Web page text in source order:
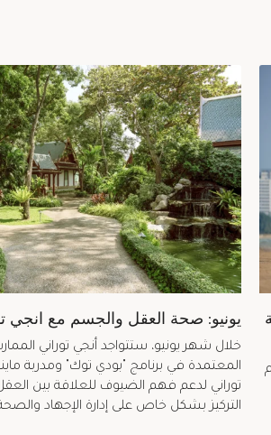
يونيو: صحة العقل والجسم مع انجي
خلال شهر يونيو، ستتواجد أنجي توراني
المعتمدة في برنامج "بودي توك" ومدربة
توراني لدعم فهم الضيوف للعلاقة بين
التركيز بشكل خاص على إدارة الإجهاد والصحة